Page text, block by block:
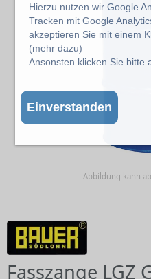
Hierzu nutzen wir Google
Tracken mit Google
akzeptieren Sie mit einem
(mehr dazu)
Ansonsten klicken Sie bitte
Einverstanden
Abbildung kann
Fasszange LGZ